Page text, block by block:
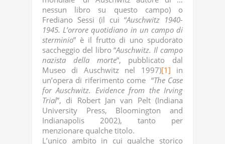
nessun libro su questo campo) o
Frediano Sessi (il cui “Auschwitz 1940-
1945. L’orrore quotidiano in un campo di
sterminio” è il frutto di uno spudorato
saccheggio del libro “Auschwitz. Il campo
nazista della morte”, pubblicato dal
Museo di Auschwitz nel 1997)[1] in
un’opera di riferimento come “The Case
for Auschwitz. Evidence from the Irving
Trial”, di Robert Jan van Pelt (Indiana
University Press, Bloomington and
Indianapolis 2002), tanto per
menzionare qualche titolo.
L’unico ambito in cui qualche storico